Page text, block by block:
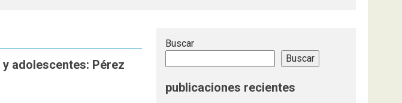
adolescentes: Pérez
Buscar
Buscar
publicaciones recientes